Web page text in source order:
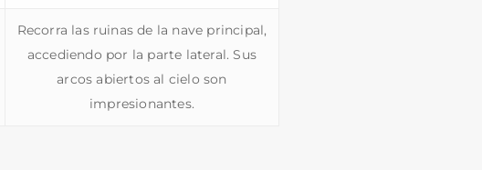
Recorra las ruinas de la nave principal,
accediendo por la parte lateral. Sus
arcos abiertos al cielo son
impresionantes.